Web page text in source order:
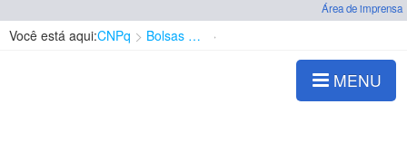
Área de imprensa
Você está aqui:CNPq Bolsas e Auxílios Vigentes
MENU